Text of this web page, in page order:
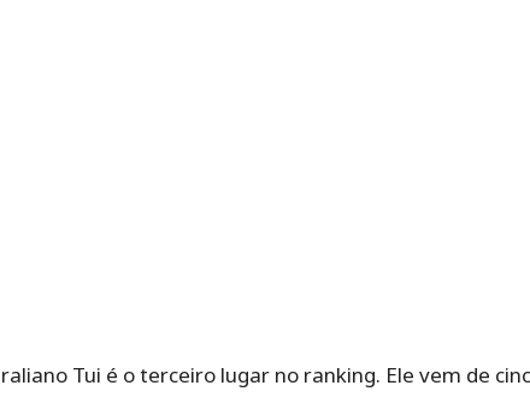
Tui é o terceiro lugar no ranking. Ele vem de